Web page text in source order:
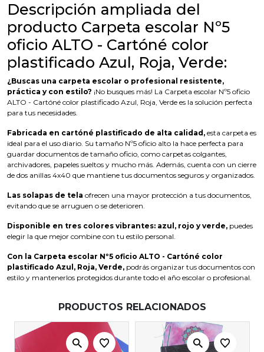
Descripción ampliada del
producto Carpeta escolar Nº5
oficio ALTO - Cartóné color
plastificado Azul, Roja, Verde:
¿Buscas una carpeta escolar o profesional resistente,
práctica y con estilo? ¡No busques más! La Carpeta escolar Nº5 oficio
ALTO - Cartóné color plastificado Azul, Roja, Verde es la solución perfecta
para tus necesidades.
Fabricada en cartóné plastificado de alta calidad, esta carpeta es
ideal para el uso diario. Su tamaño Nº5 oficio alto la hace perfecta para
guardar documentos de tamaño oficio, como carpetas colgantes,
archivadores, papeles sueltos y mucho más. Además, cuenta con un cierre
de dos anillas 4x40 que mantiene tus documentos seguros y organizados.
Las solapas de tela ofrecen una mayor protección a tus documentos,
evitando que se arruguen o se deterioren.
Disponible en tres colores vibrantes: azul, rojo y verde, puedes
elegir la que mejor combine con tu estilo personal.
Con la Carpeta escolar Nº5 oficio ALTO - Cartóné color
plastificado Azul, Roja, Verde, podrás organizar tus documentos con
estilo y mantenerlos protegidos durante todo el año escolar o profesional.
PRODUCTOS RELACIONADOS